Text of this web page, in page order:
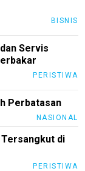
BISNIS
Servis
PERISTIWA
Perbatasan
NASIONAL
Tersangkut di
PERISTIWA